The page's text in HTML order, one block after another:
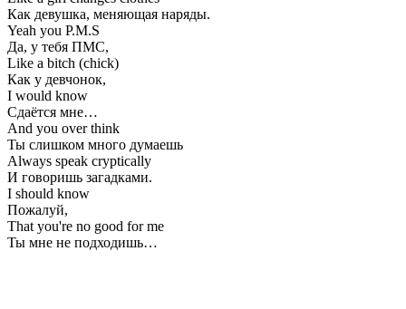
Как девушка, меняющая наряды.
Yeah you P.M.S
Да, у тебя ПМС,
Like a bitch (chick)
Как у девчонок,
I would know
Сдаётся мне…
And you over think
Ты слишком много думаешь
Always speak cryptically
И говоришь загадками.
I should know
Пожалуй,
That you're no good for me
Ты мне не подходишь…